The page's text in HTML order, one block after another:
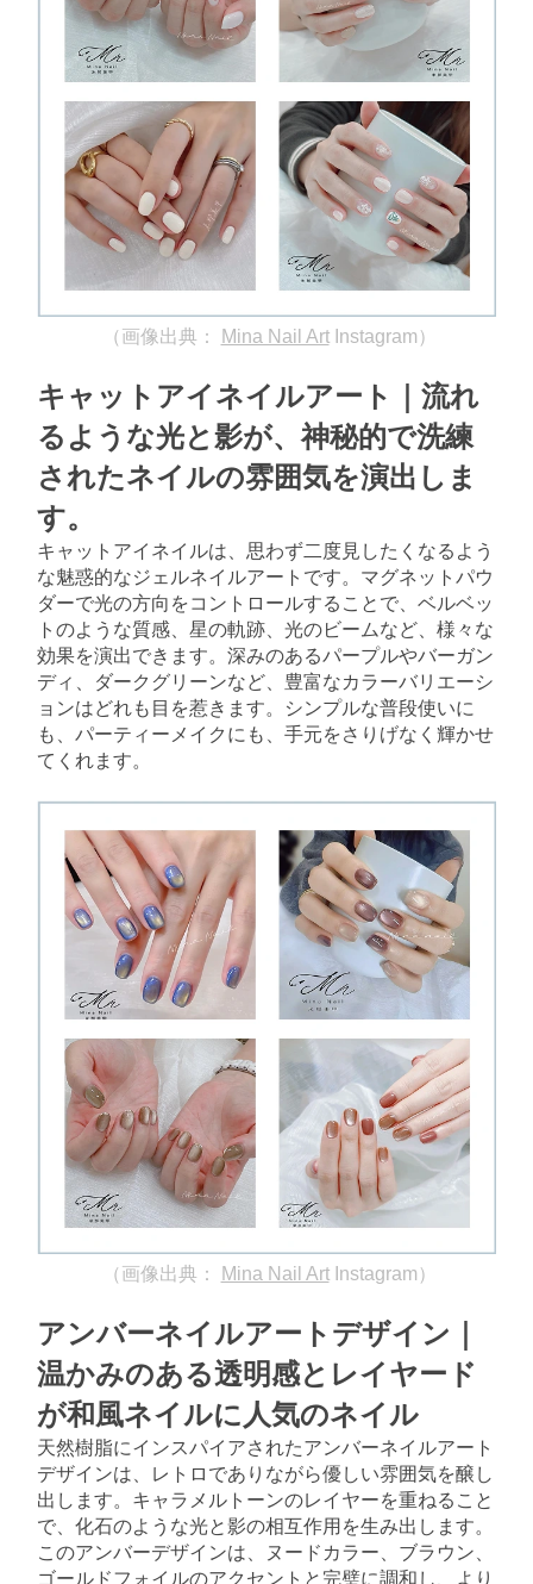
（画像出典： Mina Nail Art Instagram）
キャットアイネイルアート｜流れ
るような光と影が、神秘的で洗練
されたネイルの雰囲気を演出しま
す。
キャットアイネイルは、思わず二度見したくなるよう
な魅惑的なジェルネイルアートです。マグネットパウ
ダーで光の方向をコントロールすることで、ベルベッ
トのような質感、星の軌跡、光のビームなど、様々な
効果を演出できます。深みのあるパープルやバーガン
ディ、ダークグリーンなど、豊富なカラーバリエーシ
ョンはどれも目を惹きます。シンプルな普段使いに
も、パーティーメイクにも、手元をさりげなく輝かせ
てくれます。
（画像出典： Mina Nail Art Instagram）
アンバーネイルアートデザイン｜
温かみのある透明感とレイヤード
が和風ネイルに人気のネイル
天然樹脂にインスパイアされたアンバーネイルアート
デザインは、レトロでありながら優しい雰囲気を醸し
出します。キャラメルトーンのレイヤーを重ねること
で、化石のような光と影の相互作用を生み出します。
このアンバーデザインは、ヌードカラー、ブラウン、
ゴールドフォイルのアクセントと完璧に調和し、より